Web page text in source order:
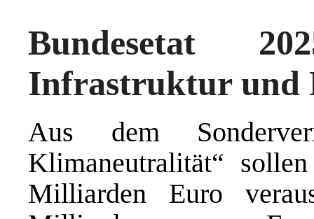
Bundesetat
Infrastruktur und
Aus dem
Klimaneutralität“
Milliarden Euro